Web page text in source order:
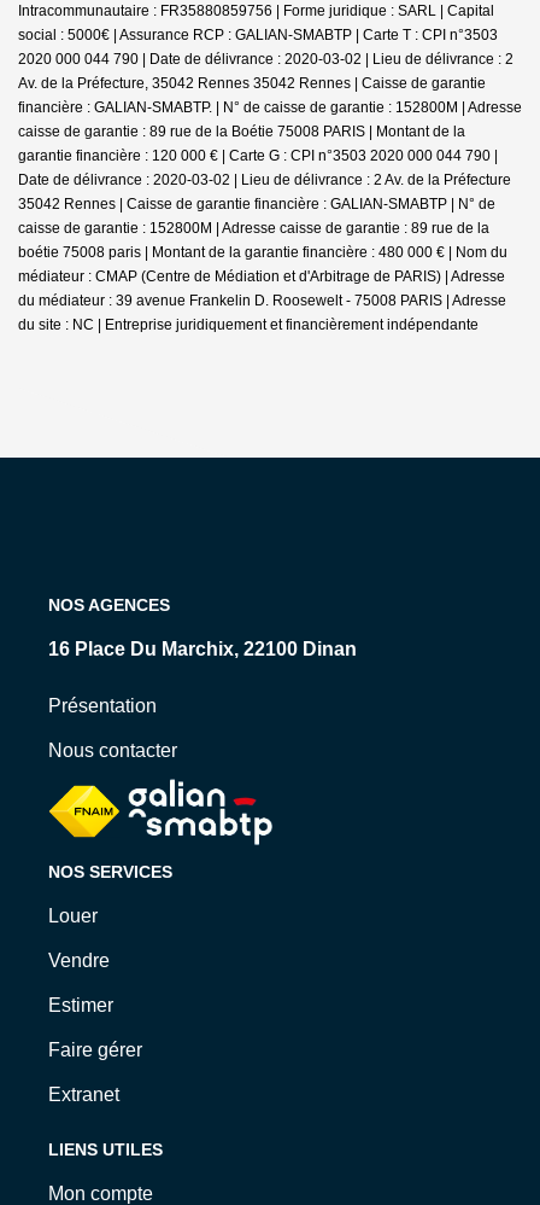
Intracommunautaire : FR35880859756 | Forme juridique : SARL | Capital
social : 5000€ | Assurance RCP : GALIAN-SMABTP | Carte T : CPI n°3503
2020 000 044 790 | Date de délivrance : 2020-03-02 | Lieu de délivrance : 2
Av. de la Préfecture, 35042 Rennes 35042 Rennes | Caisse de garantie
financière : GALIAN-SMABTP. | N° de caisse de garantie : 152800M | Adresse
caisse de garantie : 89 rue de la Boétie 75008 PARIS | Montant de la
garantie financière : 120 000 € | Carte G : CPI n°3503 2020 000 044 790 |
Date de délivrance : 2020-03-02 | Lieu de délivrance : 2 Av. de la Préfecture
35042 Rennes | Caisse de garantie financière : GALIAN-SMABTP | N° de
caisse de garantie : 152800M | Adresse caisse de garantie : 89 rue de la
boétie 75008 paris | Montant de la garantie financière : 480 000 € | Nom du
médiateur : CMAP (Centre de Médiation et d'Arbitrage de PARIS) | Adresse
du médiateur : 39 avenue Frankelin D. Roosewelt - 75008 PARIS | Adresse
du site : NC | Entreprise juridiquement et financièrement indépendante
NOS AGENCES
16 Place Du Marchix, 22100 Dinan
Présentation
Nous contacter
NOS SERVICES
Louer
Vendre
Estimer
Faire gérer
Extranet
LIENS UTILES
Mon compte